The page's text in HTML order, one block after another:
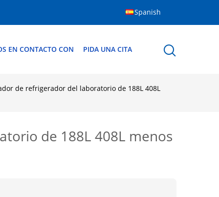
Spanish
EN CONTACTO CON PIDA UNA CITA
de refrigerador del laboratorio de 188L 408L
de 188L 408L menos